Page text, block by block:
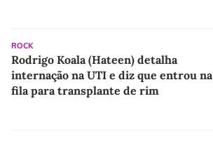
ROCK
Rodrigo Koala (Hateen) detalha
internação na UTI e diz que entrou na
fila para transplante de rim